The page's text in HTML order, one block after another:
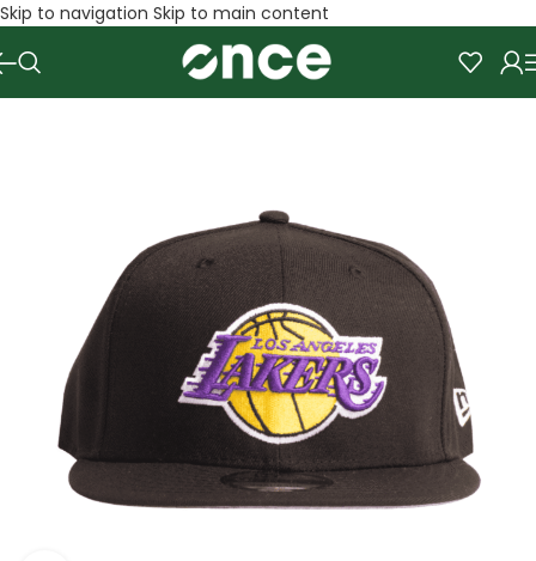
Skip to navigation Skip to main content